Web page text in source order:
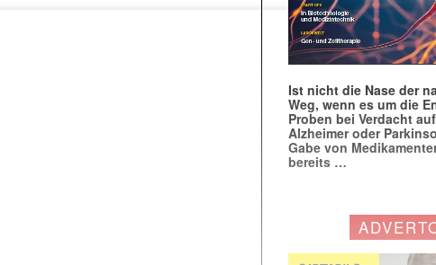
Ist nicht die Nase der
Weg, wenn es um die
Proben bei Verdacht
Alzheimer oder
Gabe von
bereits …